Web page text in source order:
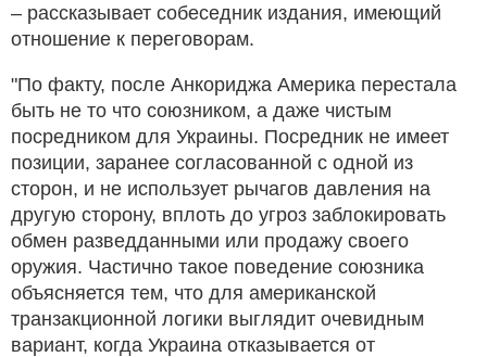
– рассказывает собеседник издания, имеющий
отношение к переговорам.
"По факту, после Анкориджа Америка перестала
быть не то что союзником, а даже чистым
посредником для Украины. Посредник не имеет
позиции, заранее согласованной с одной из
сторон, и не использует рычагов давления на
другую сторону, вплоть до угроз заблокировать
обмен разведданными или продажу своего
оружия. Частично такое поведение союзника
объясняется тем, что для американской
транзакционной логики выглядит очевидным
вариант, когда Украина отказывается от